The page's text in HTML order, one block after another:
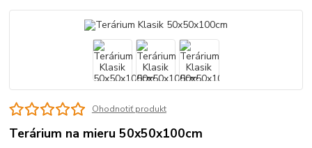
Ohodnotiť produkt
Terárium na mieru 50x50x100cm